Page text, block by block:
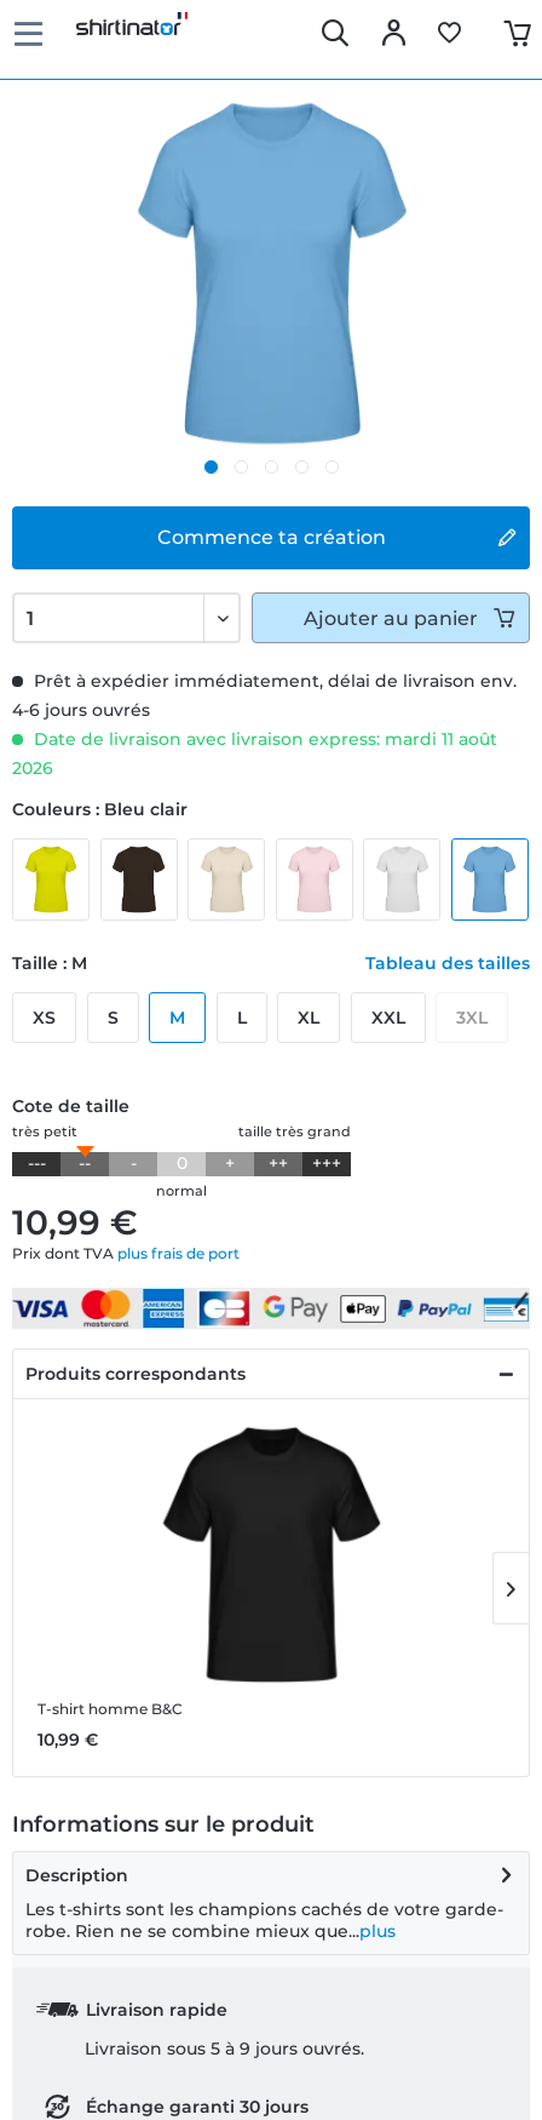
Commence ta création
10,99 €
Prix dont TVA plus frais de port
Prêt à expédier immédiatement, délai de livraison env.
4-6 jours ouvrés
Date de livraison avec livraison express: mardi 11 août
2026
Couleurs : Bleu clair
Taille : M Tableau des tailles
XS S M L XL XXL 3XL
Cote de taille
taille très grand
très petit
--- -- - 0 + ++ +++
normal
Ajouter au panier
Produits correspondants
T-shirt homme B&C
10,99 €
Informations sur le produit
Description
Les t-shirts sont les champions cachés de votre garde-
robe. Rien ne se combine mieux que...plus
Livraison rapide
Livraison sous 5 à 9 jours ouvrés.
Échange garanti 30 jours